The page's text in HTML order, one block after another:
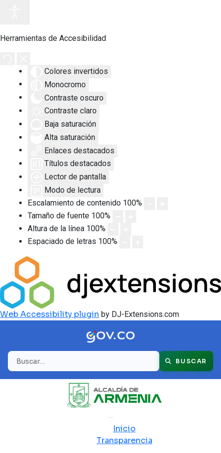
Herramientas de Accesibilidad
Colores invertidos
Monocromo
Contraste oscuro
Contraste claro
Baja saturación
Alta saturación
Enlaces destacados
Títulos destacados
Lector de pantalla
Modo de lectura
Escalamiento de contenido 100%
Tamaño de fuente 100%
Altura de la línea 100%
Espaciado de letras 100%
Web Accessibility plugin by DJ-Extensions.com
Buscar BUSCAR
Inicio
Transparencia